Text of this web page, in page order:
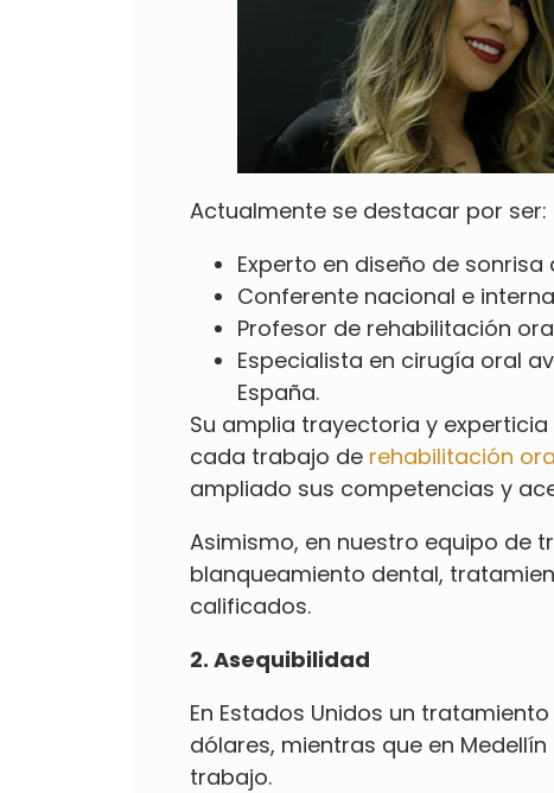
Actualmente se destacar por ser:
Experto en diseño de sonrisa
Conferente nacional e
Profesor de rehabilitación
Especialista en cirugía oral
España.
Su amplia trayectoria y
cada trabajo de rehabilitación
ampliado sus competencias y
Asimismo, en nuestro equipo de
blanqueamiento dental,
calificados.
2. Asequibilidad
En Estados Unidos un
dólares, mientras que en
trabajo.